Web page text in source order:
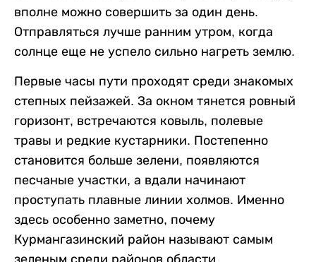
вполне можно совершить за один день.
Отправляться лучше ранним утром, когда
солнце еще не успело сильно нагреть землю.
Первые часы пути проходят среди знакомых
степных пейзажей. За окном тянется ровный
горизонт, встречаются ковыль, полевые
травы и редкие кустарники. Постепенно
становится больше зелени, появляются
песчаные участки, а вдали начинают
проступать плавные линии холмов. Именно
здесь особенно заметно, почему
Курмангазинский район называют самым
зеленым среди районов области.